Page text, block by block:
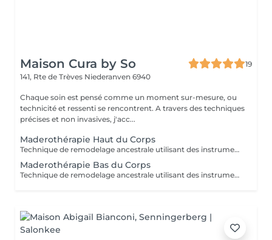
Maison Cura by So
19
141, Rte de Trèves Niederanven 6940
Chaque soin est pensé comme un moment sur-mesure, ou
technicité et ressenti se rencontrent. A travers des techniques
précises et non invasives, j'acc...
Maderothérapie Haut du Corps
Technique de remodelage ancestrale utilisant des instruments en bois spécialement conçus pour stimuler les tissus, améliorer l'aspect de la cellulite et favoriser une silhouette plus harmonieuse.
Maderothérapie Bas du Corps
Technique de remodelage ancestrale utilisant des instruments en bois spécialement conçus pour stimuler les tissus, améliorer l'aspect de la cellulite et favoriser une silhouette plus harmonieuse.